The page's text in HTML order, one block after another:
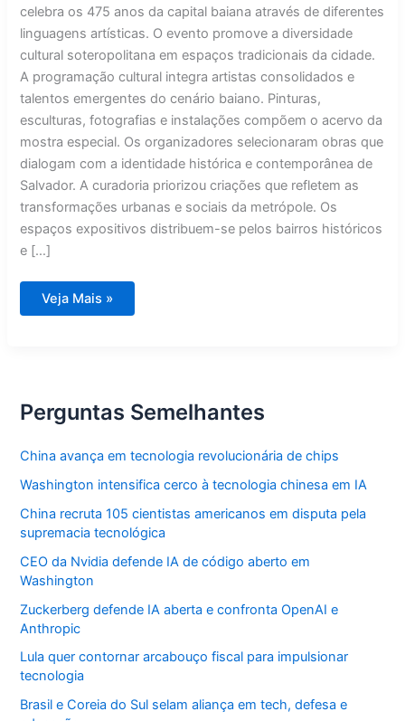
celebra os 475 anos da capital baiana através de diferentes
linguagens artísticas. O evento promove a diversidade
cultural soteropolitana em espaços tradicionais da cidade.
A programação cultural integra artistas consolidados e
talentos emergentes do cenário baiano. Pinturas,
esculturas, fotografias e instalações compõem o acervo da
mostra especial. Os organizadores selecionaram obras que
dialogam com a identidade histórica e contemporânea de
Salvador. A curadoria priorizou criações que refletem as
transformações urbanas e sociais da metrópole. Os
espaços expositivos distribuem-se pelos bairros históricos
e […]
Salvador
ganha
Mostra
477
Veja Mais »
Perguntas Semelhantes
China avança em tecnologia revolucionária de chips
Washington intensifica cerco à tecnologia chinesa em IA
China recruta 105 cientistas americanos em disputa pela
supremacia tecnológica
CEO da Nvidia defende IA de código aberto em
Washington
Zuckerberg defende IA aberta e confronta OpenAI e
Anthropic
Lula quer contornar arcabouço fiscal para impulsionar
tecnologia
Brasil e Coreia do Sul selam aliança em tech, defesa e